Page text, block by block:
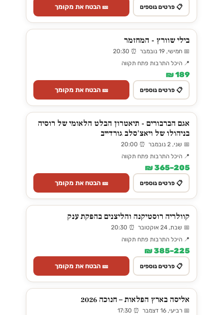
📋 פרטים נוספים 🎫 הבטח את מקומך
בילי שוורץ - המחזמר
📅 חמישי, 19 נובמבר ⏰ 20:30
📍 היכל התרבות פתח תקווה
189 ₪
📋 פרטים נוספים 🎫 הבטח את מקומך
אגם הברבורים - תיאטרון הבלט הלאומי של רוסיה
בניהולו של ויאצ'סלב גורדייב
📅 שני, 2 נובמבר ⏰ 20:00
📍 היכל התרבות פתח תקווה
205–365 ₪
📋 פרטים נוספים 🎫 הבטח את מקומך
קוולריה רוסטיקנה והליצנים בהפקת ענק
📅 שבת, 24 אוקטובר ⏰ 20:30
📍 היכל התרבות פתח תקווה
225–385 ₪
📋 פרטים נוספים 🎫 הבטח את מקומך
אליסה בארץ הפלאות – חנוכה 2026
📅 רביעי, 16 דצמבר ⏰ 17:30